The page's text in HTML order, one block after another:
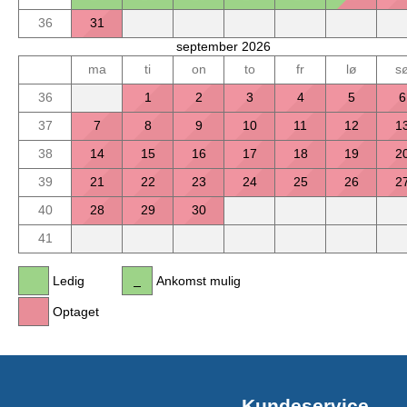
36
31
september 2026
ma
ti on to fr lø
36
1 2 3 4 5
6
37
7 8 9 10 11 12
38
14 15 16 17 18 19
39
21 22 23 24 25 26
40
28 29
30
41
Ledig
Optaget
Ankomst mulig